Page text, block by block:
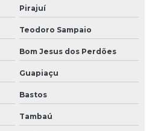
Pirajuí
Teodoro Sampaio
Bom Jesus dos Perdões
Guapiaçu
Bastos
Tambaú